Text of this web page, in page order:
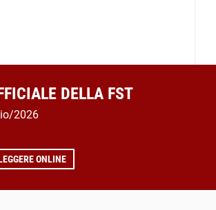
DELLA FST
2026
ONLINE